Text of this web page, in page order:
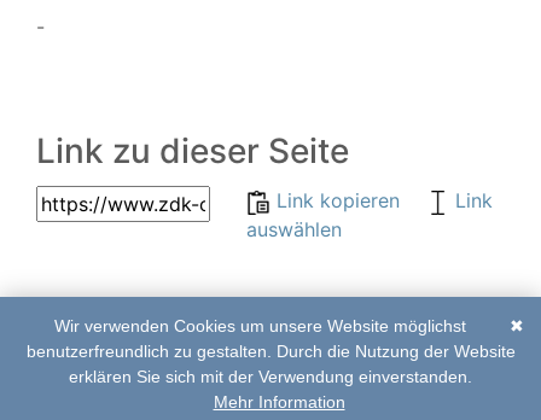
-
Link zu dieser Seite
Link kopieren
Link
auswählen
© 2017–2020 | ZDK-
Online Edition
Abkürzungsverzeichnis
Impressum Kontakt
✖
Wir verwenden Cookies um unsere Website möglichst
benutzerfreundlich zu gestalten. Durch die Nutzung der Website
erklären Sie sich mit der Verwendung einverstanden.
Mehr Information